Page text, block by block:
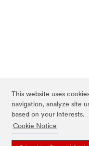
This website uses
navigation, analyze site
based on your interests.
Cookie Notice